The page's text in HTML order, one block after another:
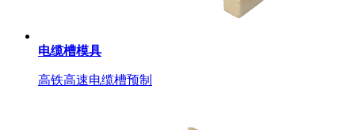
电缆槽模具
高铁高速电缆槽预制